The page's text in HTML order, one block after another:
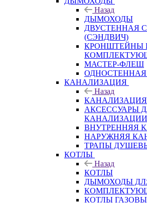
Назад
ДЫМОХОДЫ
ДВУСТЕННАЯ
(СЭНДВИЧ)
КРОНШТЕЙНЫ
МАСТЕР-ФЛЕШ
КАНАЛИЗАЦИЯ
Назад
КАНАЛИЗАЦИЯ
АКСЕССУАРЫ
КАНАЛИЗАЦИИ
ВНУТРЕННЯЯ
НАРУЖНЯЯ
ТРАПЫ
КОТЛЫ
Назад
КОТЛЫ
ДЫМОХОДЫ
КОТЛЫ